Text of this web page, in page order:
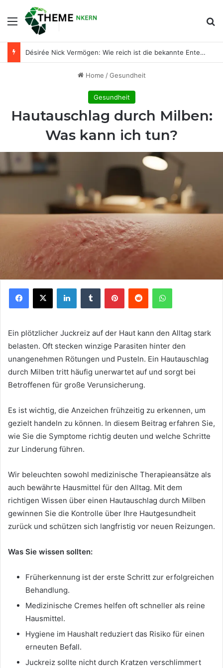
Menu
Désirée Nick Vermögen: Wie reich ist die bekannte Entertainerin wirklich?
Home / Gesundheit
Gesundheit
Hautauschlag durch Milben:
Was kann ich tun?
Facebook
X LinkedInTumblr PinterestReddit WhatsApp
Ein plötzlicher Juckreiz auf der Haut kann den Alltag stark
belasten. Oft stecken winzige Parasiten hinter den
unangenehmen Rötungen und Pusteln. Ein Hautauschlag
durch Milben tritt häufig unerwartet auf und sorgt bei
Betroffenen für große Verunsicherung.
Es ist wichtig, die Anzeichen frühzeitig zu erkennen, um
gezielt handeln zu können. In diesem Beitrag erfahren Sie,
wie Sie die Symptome richtig deuten und welche Schritte
zur Linderung führen.
Wir beleuchten sowohl medizinische Therapieansätze als
auch bewährte Hausmittel für den Alltag. Mit dem
richtigen Wissen über einen Hautauschlag durch Milben
gewinnen Sie die Kontrolle über Ihre Hautgesundheit
zurück und schützen sich langfristig vor neuen Reizungen.
Was Sie wissen sollten:
Früherkennung ist der erste Schritt zur erfolgreichen
Behandlung.
Medizinische Cremes helfen oft schneller als reine
Hausmittel.
Hygiene im Haushalt reduziert das Risiko für einen
erneuten Befall.
Juckreiz sollte nicht durch Kratzen verschlimmert